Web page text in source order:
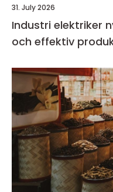
31. July 2026
Industri elektriker nyckelperson i en säker
och effektiv